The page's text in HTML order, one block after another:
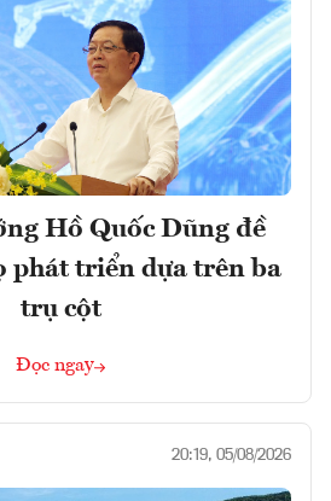
Hồ Quốc Dũng đề
phát triển dựa trên ba
trụ cột
Đọc ngay
20:19, 05/08/2026